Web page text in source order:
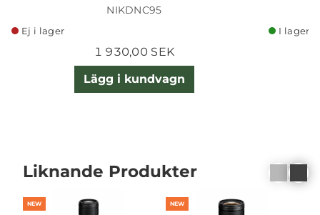
NIKDNC95
Ej i lager
1 930,00 SEK
Lägg i kundvagn
I lager
Liknande Produkter
NEW NEW